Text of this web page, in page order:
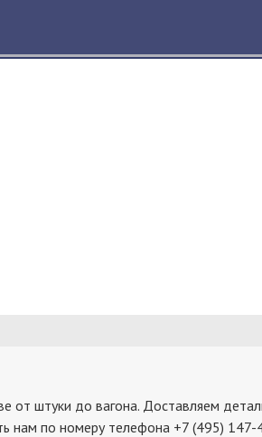
штуки до вагона. Доставляем
по номеру телефона +7 (495)